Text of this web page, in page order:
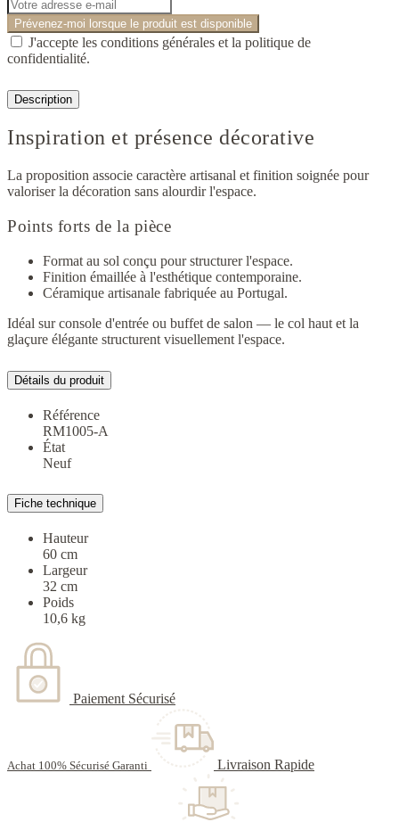
Prévenez-moi lorsque le produit est disponible
J'accepte les conditions générales et la politique de
confidentialité.
Description
Inspiration et présence décorative
La proposition associe caractère artisanal et finition soignée pour
valoriser la décoration sans alourdir l'espace.
Points forts de la pièce
Format au sol conçu pour structurer l'espace.
Finition émaillée à l'esthétique contemporaine.
Céramique artisanale fabriquée au Portugal.
Idéal sur console d'entrée ou buffet de salon — le col haut et la
glaçure élégante structurent visuellement l'espace.
Détails du produit
Référence
RM1005-A
État
Neuf
Fiche technique
Hauteur
60 cm
Largeur
32 cm
Poids
10,6 kg
Paiement Sécurisé
Achat 100% Sécurisé Garanti Livraison Rapide